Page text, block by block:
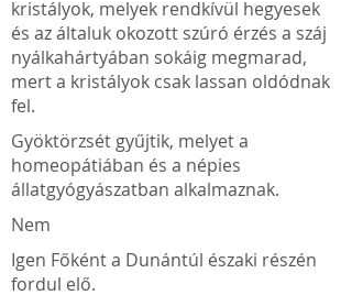
kristályok, melyek rendkívül hegyesek
és az általuk okozott szúró érzés a száj
nyálkahártyában sokáig megmarad,
mert a kristályok csak lassan oldódnak
fel.
Gyöktörzsét gyűjtik, melyet a
homeopátiában és a népies
állatgyógyászatban alkalmaznak.
Nem
Igen Főként a Dunántúl északi részén
fordul elő.